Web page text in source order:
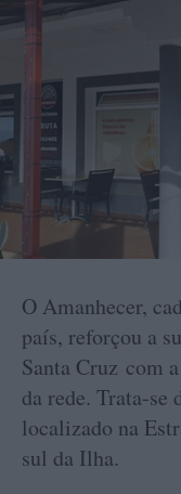
O Amanhecer,
país, reforçou a
Santa Cruz com
da rede. Trata-
localizado na
sul da Ilha.